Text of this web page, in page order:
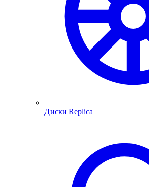
Диски Replica